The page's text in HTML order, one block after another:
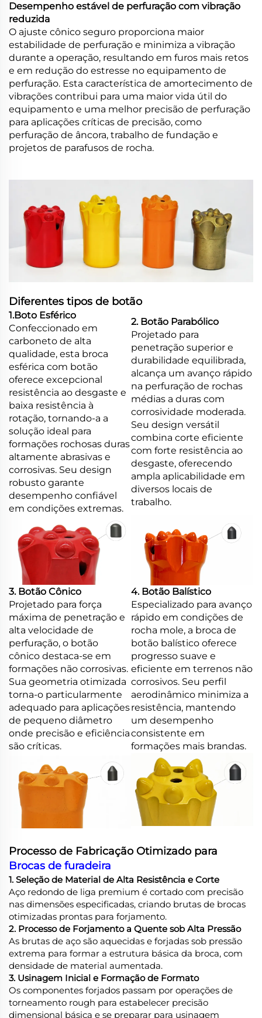
Desempenho estável de perfuração com vibração
reduzida
O ajuste cônico seguro proporciona maior
estabilidade de perfuração e minimiza a vibração
durante a operação, resultando em furos mais retos
e em redução do estresse no equipamento de
perfuração. Esta característica de amortecimento de
vibrações contribui para uma maior vida útil do
equipamento e uma melhor precisão de perfuração
para aplicações críticas de precisão, como
perfuração de âncora, trabalho de fundação e
projetos de parafusos de rocha.
Diferentes tipos de botão
1.Boto Esférico
Confeccionado em
carboneto de alta
qualidade, esta broca
esférica com botão
oferece excepcional
resistência ao desgaste e
baixa resistência à
rotação, tornando-a a
solução ideal para
formações rochosas duras
altamente abrasivas e
corrosivas. Seu design
robusto garante
desempenho confiável
em condições extremas.
2. Botão Parabólico
Projetado para
penetração superior e
durabilidade equilibrada,
alcança um avanço rápido
na perfuração de rochas
médias a duras com
corrosividade moderada.
Seu design versátil
combina corte eficiente
com forte resistência ao
desgaste, oferecendo
ampla aplicabilidade em
diversos locais de
trabalho.
3. Botão Cônico
Projetado para força
máxima de penetração e
alta velocidade de
perfuração, o botão
cônico destaca-se em
formações não corrosivas.
Sua geometria otimizada
torna-o particularmente
adequado para aplicações
de pequeno diâmetro
onde precisão e eficiência
são críticas.
4. Botão Balístico
Especializado para avanço
rápido em condições de
rocha mole, a broca de
botão balístico oferece
progresso suave e
eficiente em terrenos não
corrosivos. Seu perfil
aerodinâmico minimiza a
resistência, mantendo
um desempenho
consistente em
formações mais brandas.
Processo de Fabricação Otimizado para
Brocas de furadeira
1. Seleção de Material de Alta Resistência e Corte
Aço redondo de liga premium é cortado com precisão
nas dimensões especificadas, criando brutas de brocas
otimizadas prontas para forjamento.
2. Processo de Forjamento a Quente sob Alta Pressão
As brutas de aço são aquecidas e forjadas sob pressão
extrema para formar a estrutura básica da broca, com
densidade de material aumentada.
3. Usinagem Inicial e Formação de Formato
Os componentes forjados passam por operações de
torneamento rough para estabelecer precisão
dimensional básica e se preparar para usinagem